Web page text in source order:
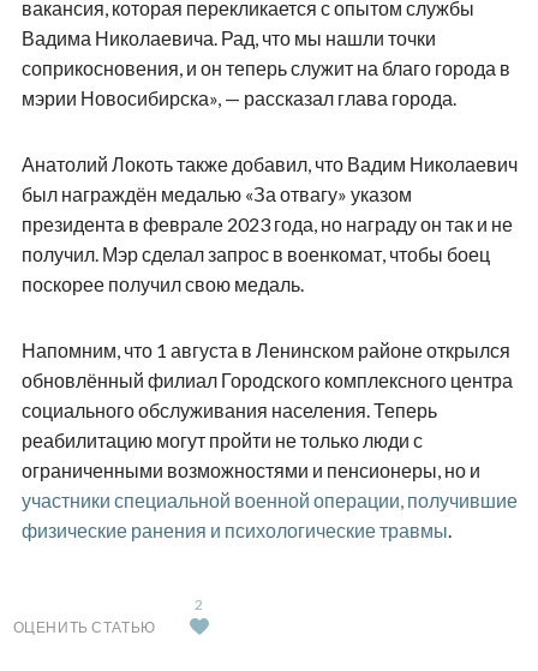
вакансия, которая перекликается с опытом службы
Вадима Николаевича. Рад, что мы нашли точки
соприкосновения, и он теперь служит на благо города в
мэрии Новосибирска», — рассказал глава города.
Анатолий Локоть также добавил, что Вадим Николаевич
был награждён медалью «За отвагу» указом
президента в феврале 2023 года, но награду он так и не
получил. Мэр сделал запрос в военкомат, чтобы боец
поскорее получил свою медаль.
Напомним, что 1 августа в Ленинском районе открылся
обновлённый филиал Городского комплексного центра
социального обслуживания населения. Теперь
реабилитацию могут пройти не только люди с
ограниченными возможностями и пенсионеры, но и
участники специальной военной операции, получившие
физические ранения и психологические травмы.
ОЦЕНИТЬ СТАТЬЮ
2